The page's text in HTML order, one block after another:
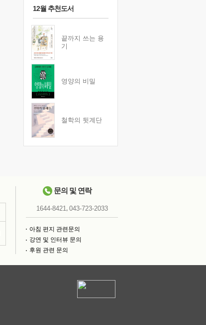
12월 추천도서
끝까지 쓰는 용
기
영양의 비밀
철학의 뒷계단
문의 및 연락
1644-8421, 043-723-2033
아침 편지 관련문의
강연 및 인터뷰 문의
후원 관련 문의